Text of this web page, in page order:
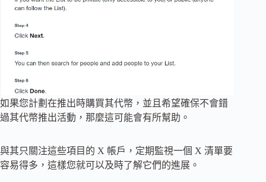
如果您計劃在推出時購買其代幣，並且希望確保不會錯
過其代幣推出活動，那麼這可能會有所幫助。
與其只關注這些項目的 X 帳戶，定期監視一個 X 清單要
容易得多，這樣您就可以及時了解它們的進展。